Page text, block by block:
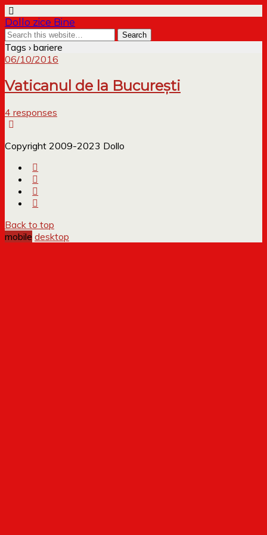
Dollo zice Bine
Tags › bariere
06/10/2016
Vaticanul de la București
4 responses
Copyright 2009-2023 Dollo
Back to top
mobile desktop